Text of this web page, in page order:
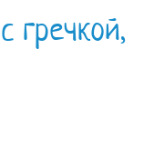
гречкой,